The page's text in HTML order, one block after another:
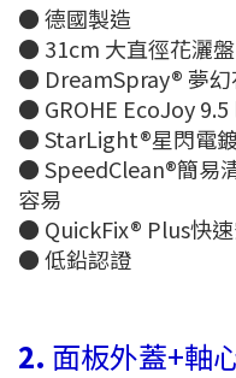
● 德國製造
● 31cm 大直徑花灑
● DreamSpray® 夢幻
● GROHE EcoJoy
● StarLight®星閃電
● SpeedClean®簡易
容易
● QuickFix® Plus快
● 低鉛認證
2. 面板外蓋+軸